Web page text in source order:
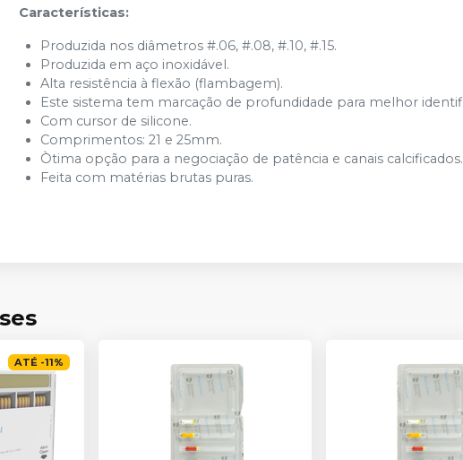
Características: ⠀⠀⠀
Produzida nos diâmetros #.06, #.08, #.10, #.15.
Produzida em aço inoxidável.
Alta resistência à flexão (flambagem).
Este sistema tem marcação de profundidade para melhor
Com cursor de silicone.
Comprimentos: 21 e 25mm.
Òtima opção para a negociação de patência e canais calcificados.
Feita com matérias brutas puras.
ATÉ -11%